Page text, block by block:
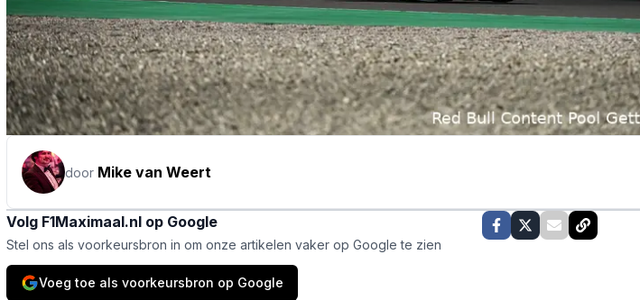
door Mike van Weert
Volg F1Maximaal.nl op Google
Stel ons als voorkeursbron in om onze artikelen vaker op Google te zien
Voeg toe als voorkeursbron op Google